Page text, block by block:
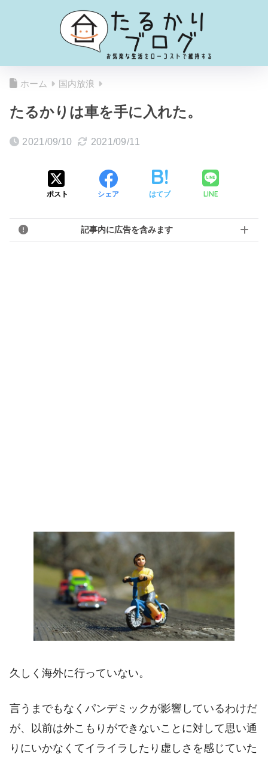
ホーム 国内放浪
たるかりは車を手に入れた。
2021/09/10 2021/09/11
ポスト シェア はてブ LINE
記事内に広告を含みます
久しく海外に行っていない。
言うまでもなくパンデミックが影響しているわけだ
が、以前は外こもりができないことに対して思い通
りにいかなくてイライラしたり虚しさを感じていた